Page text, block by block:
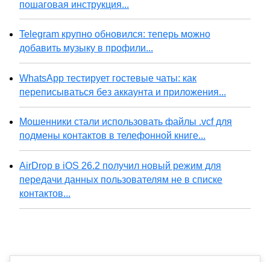
пошаговая инструкция...
Telegram крупно обновился: теперь можно
добавить музыку в профили...
WhatsApp тестирует гостевые чаты: как
переписываться без аккаунта и приложения...
Мошенники стали использовать файлы .vcf для
подмены контактов в телефонной книге...
AirDrop в iOS 26.2 получил новый режим для
передачи данных пользователям не в списке
контактов...